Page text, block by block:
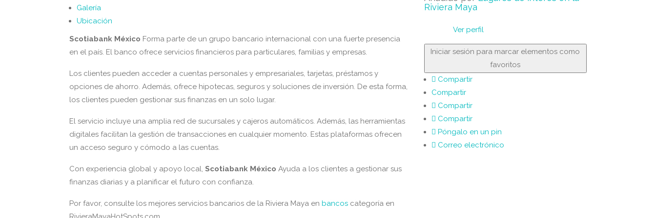
Galería
Ubicación
Scotiabank México Forma parte de un grupo bancario internacional con una fuerte presencia
en el país. El banco ofrece servicios financieros para particulares, familias y empresas.
Los clientes pueden acceder a cuentas personales y empresariales, tarjetas, préstamos y
opciones de ahorro. Además, ofrece hipotecas, seguros y soluciones de inversión. De esta forma,
los clientes pueden gestionar sus finanzas en un solo lugar.
El servicio incluye una amplia red de sucursales y cajeros automáticos. Además, las herramientas
digitales facilitan la gestión de transacciones en cualquier momento. Estas plataformas ofrecen
un acceso seguro y cómodo a las cuentas.
Con experiencia global y apoyo local, Scotiabank México Ayuda a los clientes a gestionar sus
finanzas diarias y a planificar el futuro con confianza.
Por favor, consulte los mejores servicios bancarios de la Riviera Maya en bancos categoría en
Riviera Maya
Ver perfil
Iniciar sesión para marcar elementos como
favoritos
Compartir
Compartir
Compartir
Compartir
Póngalo en un pin
Correo electrónico